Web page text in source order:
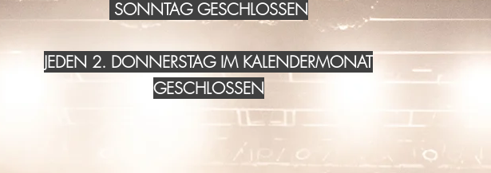
SONNTAG GESCHLOSSEN
JEDEN 2. DONNERSTAG IM KALENDERMONAT
GESCHLOSSEN